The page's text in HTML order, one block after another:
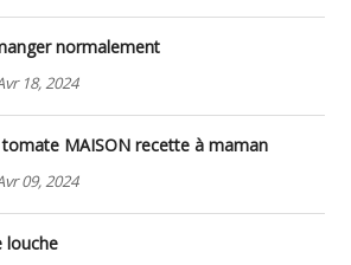
normalement
18, 2024
MAISON recette à maman
09, 2024
louche